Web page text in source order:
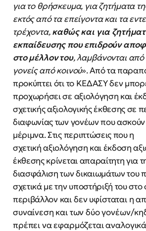
για το θρήσκευμα, για ζητήματα
εκτός από τα επείγοντα και τα
τρέχοντα,καθώς και για
εκπαίδευσης που επιδρούν
στο μέλλον του,λαμβάνονται από
γονείς από κοινού». Από τα
προκύπτει ότι το ΚΕΔΑΣΥ δεν
προχωρήσει σε αξιολόγηση και
σχετικής αξιολογικής έκθεσης σε
διαφωνίας των γονέων που ασκούν
μέριμνα. Στις περιπτώσεις που η
σχετική αξιολόγηση και έκδοση
έκθεσης κρίνεται απαραίτητη για
διασφάλιση των δικαιωμάτων του
σχετικά με την υποστήριξή του στο
περιβάλλον και δεν υφίσταται η
συναίνεση και των δύο γονέων/
πρέπει να εφαρμόζεται